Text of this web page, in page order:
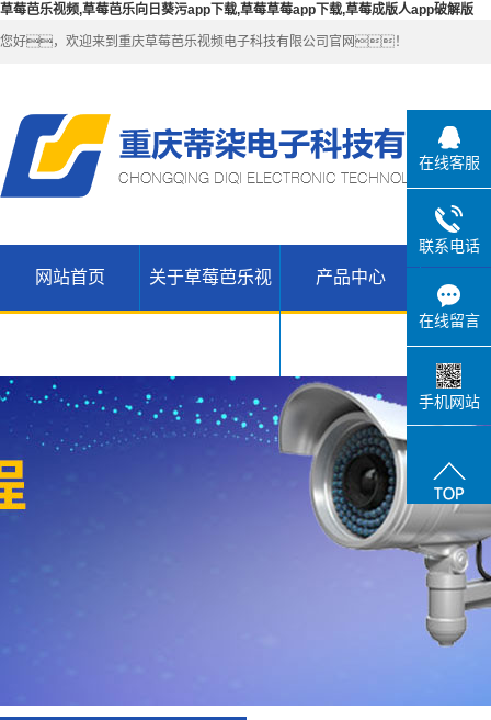
草莓芭乐视频,草莓芭乐向日葵污app下载,草莓草莓app下载,草莓成版人app破解版
您好，欢迎来到重庆草莓芭乐视频电子科技有限公司官网！
网站首页 关于草莓芭乐视
乐视频
产品中心
下载产品
WIFI（锐捷-
维盟）
H3C网络设
备
草莓草莓
app下载高
清摄像头
草莓草莓
app下载硬
盘录像机
机房周边弱
电设备
草莓成版人
在线客服
联系电话
在线留言
手机网站